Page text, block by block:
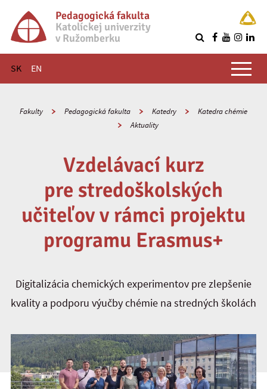
Pedagogická fakulta
Katolíckej univerzity
v Ružomberku
SK EN
Hlavné menu
Fakulty Pedagogická fakulta Katedry
Katedra chémie
Aktuality
Vzdelávací kurz
pre stredoškolských
učiteľov v rámci projektu
programu Erasmus+
Digitalizácia chemických experimentov pre zlepšenie
kvality a podporu výučby chémie na stredných školách